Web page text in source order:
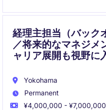
経理主担当（バック
／将来的なマネジメ
ャリア展開も視野に
Yokohama
Permanent
¥4,000,000 -